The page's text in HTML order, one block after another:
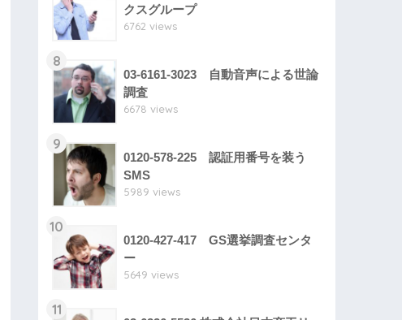
クスグループ
6762 views
8
03-6161-3023 自動音声による世論
調査
6678 views
9
0120-578-225 認証用番号を装う
SMS
5989 views
10
0120-427-417 GS選挙調査センタ
ー
5649 views
11